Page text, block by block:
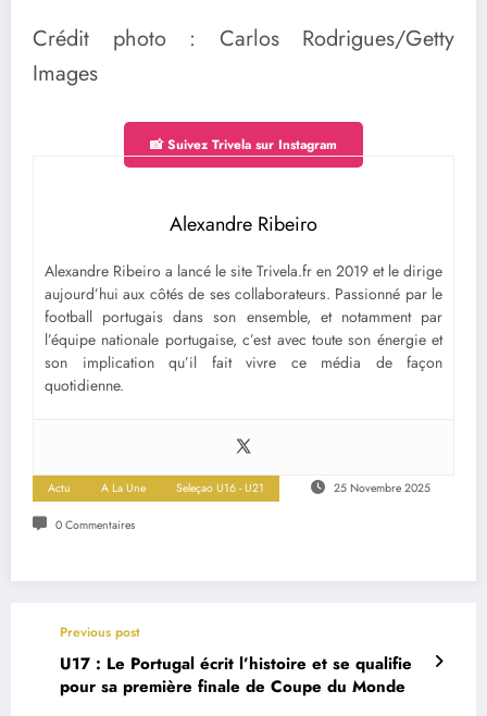
Crédit photo : Carlos Rodrigues/Getty
Images
📸 Suivez Trivela sur Instagram
Alexandre Ribeiro
Alexandre Ribeiro a lancé le site Trivela.fr en 2019 et le dirige
aujourd’hui aux côtés de ses collaborateurs. Passionné par le
football portugais dans son ensemble, et notamment par
l’équipe nationale portugaise, c’est avec toute son énergie et
son implication qu’il fait vivre ce média de façon
quotidienne.
Actu A La Une Seleçao U16 - U21 25 Novembre 2025
0 Commentaires
Previous post
U17 : Le Portugal écrit l’histoire et se qualifie
pour sa première finale de Coupe du Monde